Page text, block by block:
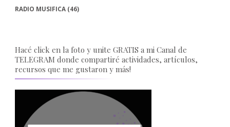
RADIO MUSIFICA (46)
Hacé click en la foto y unite GRATIS a mi Canal de
TELEGRAM donde compartiré actividades, artículos,
recursos que me gustaron y más!